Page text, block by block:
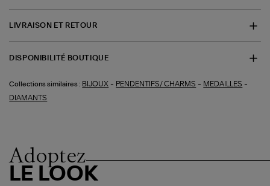
LIVRAISON ET RETOUR
DISPONIBILITÉ BOUTIQUE
Collections similaires : BIJOUX - PENDENTIFS/ CHARMS - MEDAILLES -
DIAMANTS
Adoptez
LE LOOK